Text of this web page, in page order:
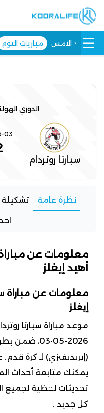
الامس مباريات اليوم
الدوري
سبارتا روتردام
03
نظرة عامة تشكيلة
معلومات عن
أهيد إيغلز
معلومات عن مباراة
إيغلز
موعد مباراة سبارتا
2026-05-03،
يمكنك متابعة أحداث
تحديثات لحظية لجميع
كل جديد .